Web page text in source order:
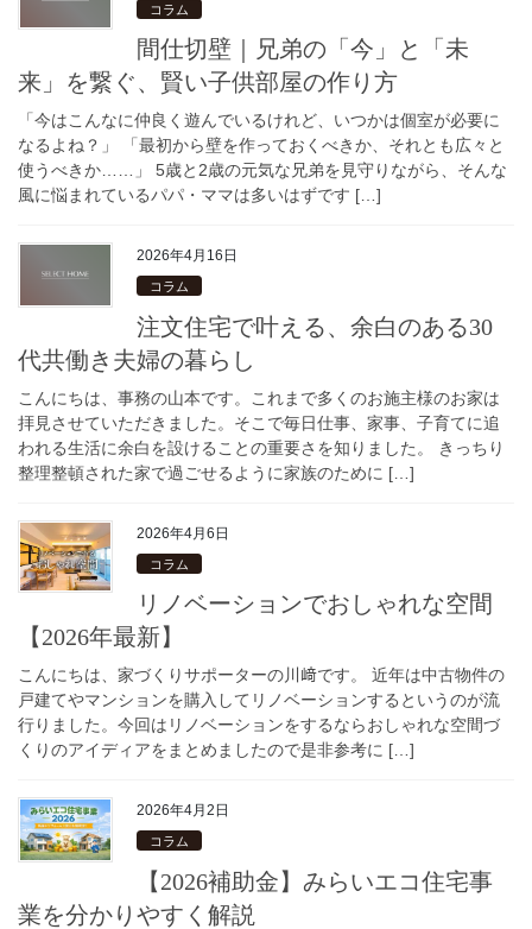
コラム
間仕切壁｜兄弟の「今」と「未
来」を繋ぐ、賢い子供部屋の作り方
「今はこんなに仲良く遊んでいるけれど、いつかは個室が必要に
なるよね？」 「最初から壁を作っておくべきか、それとも広々と
使うべきか……」 5歳と2歳の元気な兄弟を見守りながら、そんな
風に悩まれているパパ・ママは多いはずです […]
2026年4月16日
コラム
注文住宅で叶える、余白のある30
代共働き夫婦の暮らし
こんにちは、事務の山本です。これまで多くのお施主様のお家は
拝見させていただきました。そこで毎日仕事、家事、子育てに追
われる生活に余白を設けることの重要さを知りました。 きっちり
整理整頓された家で過ごせるように家族のために […]
2026年4月6日
コラム
リノベーションでおしゃれな空間
【2026年最新】
こんにちは、家づくりサポーターの川﨑です。 近年は中古物件の
戸建てやマンションを購入してリノベーションするというのが流
行りました。今回はリノベーションをするならおしゃれな空間づ
くりのアイディアをまとめましたので是非参考に […]
2026年4月2日
コラム
【2026補助金】みらいエコ住宅事
業を分かりやすく解説